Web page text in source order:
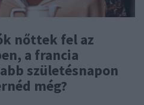
nőttek fel az
a francia
születésnapon
még?